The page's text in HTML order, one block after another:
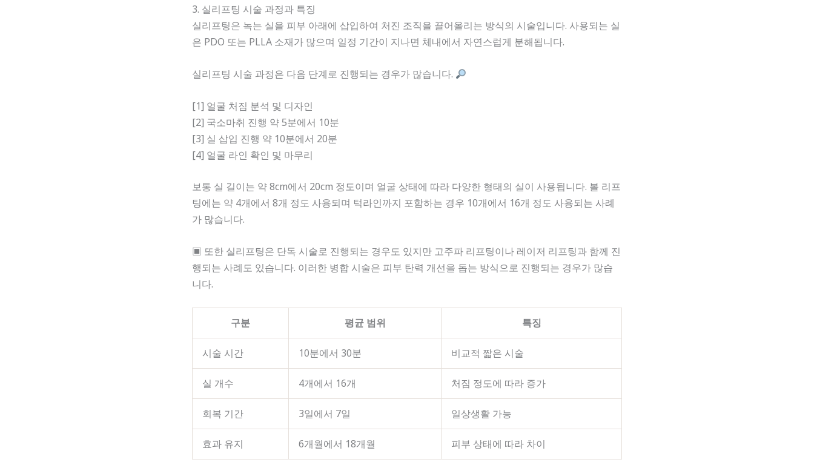
3. 실리프팅 시술 과정과 특징
실리프팅은 녹는 실을 피부 아래에 삽입하여 처진 조직을 끌어올리는 방식의 시술입니다. 사용되는 실
은 PDO 또는 PLLA 소재가 많으며 일정 기간이 지나면 체내에서 자연스럽게 분해됩니다.
실리프팅 시술 과정은 다음 단계로 진행되는 경우가 많습니다.
[1] 얼굴 처짐 분석 및 디자인
[2] 국소마취 진행 약 5분에서 10분
[3] 실 삽입 진행 약 10분에서 20분
[4] 얼굴 라인 확인 및 마무리
보통 실 길이는 약 8cm에서 20cm 정도이며 얼굴 상태에 따라 다양한 형태의 실이 사용됩니다. 볼 리프
팅에는 약 4개에서 8개 정도 사용되며 턱라인까지 포함하는 경우 10개에서 16개 정도 사용되는 사례
가 많습니다.
▣ 또한 실리프팅은 단독 시술로 진행되는 경우도 있지만 고주파 리프팅이나 레이저 리프팅과 함께 진
행되는 사례도 있습니다. 이러한 병합 시술은 피부 탄력 개선을 돕는 방식으로 진행되는 경우가 많습
니다.
구분 평균 범위 특징
시술 시간 10분에서 30분 비교적 짧은 시술
실 개수 4개에서 16개 처짐 정도에 따라 증가
회복 기간 3일에서 7일 일상생활 가능
효과 유지 6개월에서 18개월 피부 상태에 따라 차이